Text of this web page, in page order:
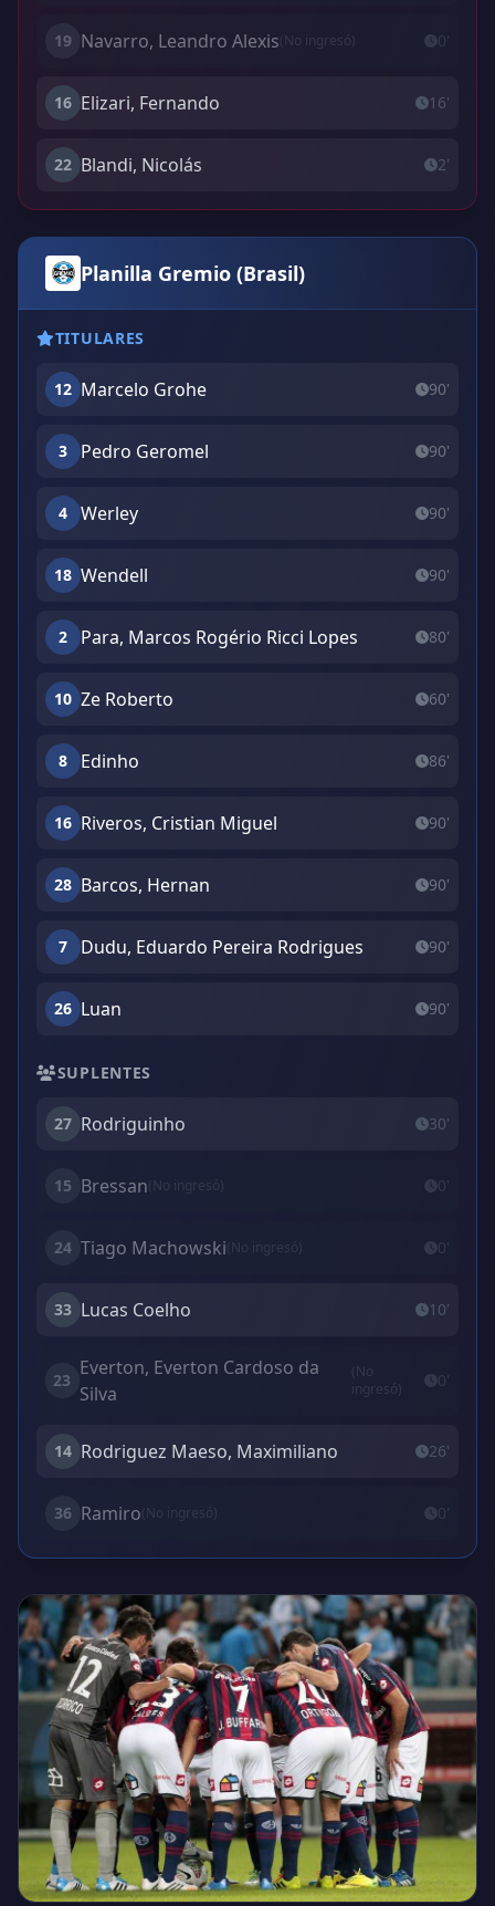
19 Navarro, Leandro Alexis(No ingresó) 0'
16 Elizari, Fernando 16'
22 Blandi, Nicolás 2'
Planilla Gremio (Brasil)
TITULARES
12 Marcelo Grohe 90'
3 Pedro Geromel 90'
4 Werley 90'
18 Wendell 90'
2 Para, Marcos Rogério Ricci Lopes 80'
10 Ze Roberto 60'
8 Edinho 86'
16 Riveros, Cristian Miguel 90'
28 Barcos, Hernan 90'
7 Dudu, Eduardo Pereira Rodrigues 90'
26 Luan 90'
SUPLENTES
27 Rodriguinho 30'
15 Bressan(No ingresó) 0'
24 Tiago Machowski(No ingresó) 0'
33 Lucas Coelho 10'
23
Everton, Everton Cardoso da
Silva
(No
ingresó)
0'
14 Rodriguez Maeso, Maximiliano 26'
36 Ramiro(No ingresó) 0'